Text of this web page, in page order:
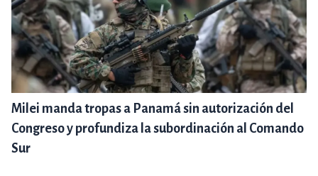
Milei manda tropas a Panamá sin autorización del
Congreso y profundiza la subordinación al Comando
Sur